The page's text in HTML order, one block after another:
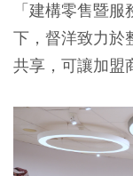
「建構零售暨
下，督洋致力於
共享，可讓加盟